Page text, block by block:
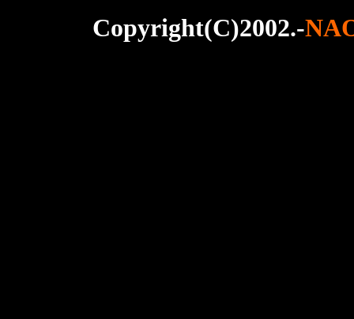
Copyright(C)2002.-